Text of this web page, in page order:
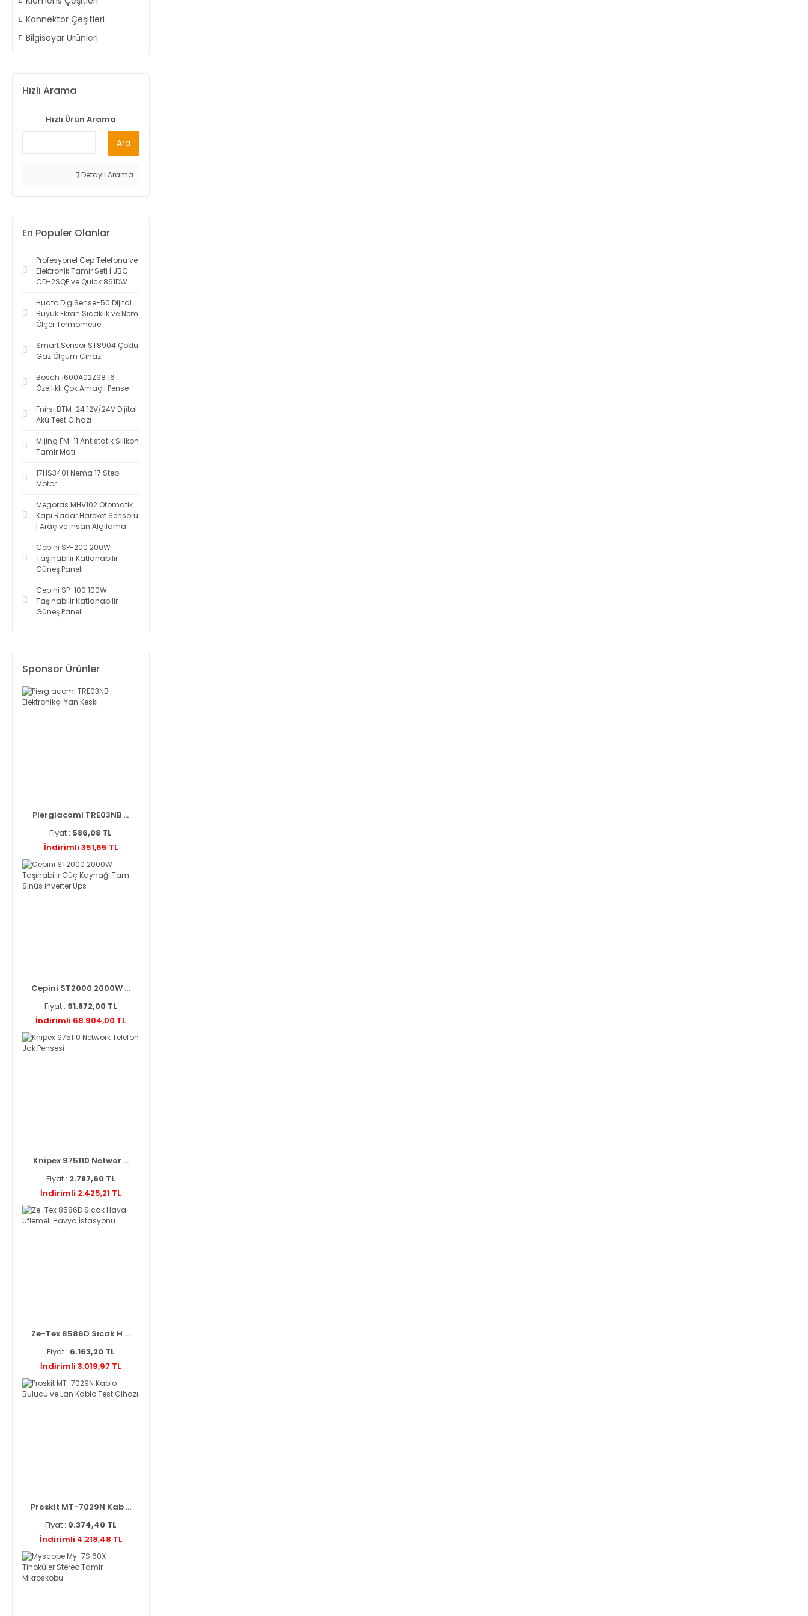
Konnektör Çeşitleri
Bilgisayar Ürünleri
Hızlı Arama
Hızlı Ürün Arama
Ara
Detaylı Arama
En Populer Olanlar
Profesyonel Cep Telefonu ve
Elektronik Tamir Seti | JBC
CD-2SQF ve Quick 861DW
Huato DigiSense-50 Dijital
Büyük Ekran Sıcaklık ve Nem
Ölçer Termometre
Smart Sensor ST8904 Çoklu
Gaz Ölçüm Cihazı
Bosch 1600A02Z98 16
Özellikli Çok Amaçlı Pense
Fnirsi BTM-24 12V/24V Dijital
Akü Test Cihazı
Mijing FM-11 Antistatik Silikon
Tamir Matı
17HS3401 Nema 17 Step
Motor
Megoras MHV102 Otomatik
Kapı Radar Hareket Sensörü
| Araç ve İnsan Algılama
Cepini SP-200 200W
Taşınabilir Katlanabilir
Güneş Paneli
Cepini SP-100 100W
Taşınabilir Katlanabilir
Güneş Paneli
Sponsor Ürünler
Piergiacomi TRE03NB ...
Fiyat : 586,08 TL
İndirimli 351,65 TL
Cepini ST2000 2000W ...
Fiyat : 91.872,00 TL
İndirimli 68.904,00 TL
Knipex 975110 Networ ...
Fiyat : 2.787,60 TL
İndirimli 2.425,21 TL
Ze-Tex 8586D Sıcak H ...
Fiyat : 6.163,20 TL
İndirimli 3.019,97 TL
Proskit MT-7029N Kab ...
Fiyat : 9.374,40 TL
İndirimli 4.218,48 TL